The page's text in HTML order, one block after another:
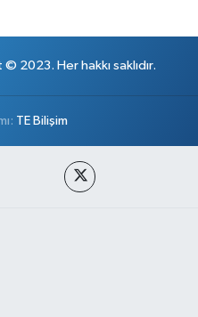
2023. Her hakkı saklıdır.
TE Bilişim